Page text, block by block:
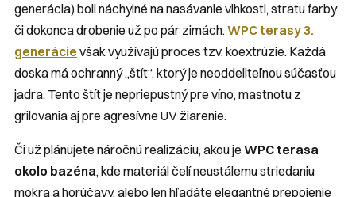
generácia) boli náchylné na nasávanie vlhkosti, stratu farby
či dokonca drobenie už po pár zimách.WPC terasy 3.
generácie však využívajú proces tzv. koextrúzie. Každá
doska má ochranný „štít“, ktorý je neoddeliteľnou súčasťou
jadra. Tento štít je nepriepustný pre víno, mastnotu z
grilovania aj pre agresívne UV žiarenie.
Či už plánujete náročnú realizáciu, akou je WPC terasa
okolo bazéna, kde materiál čelí neustálemu striedaniu
mokra a horúčavy, alebo len hľadáte elegantné prepojenie